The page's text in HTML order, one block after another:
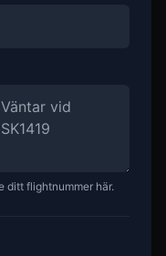
ditt flightnummer här.